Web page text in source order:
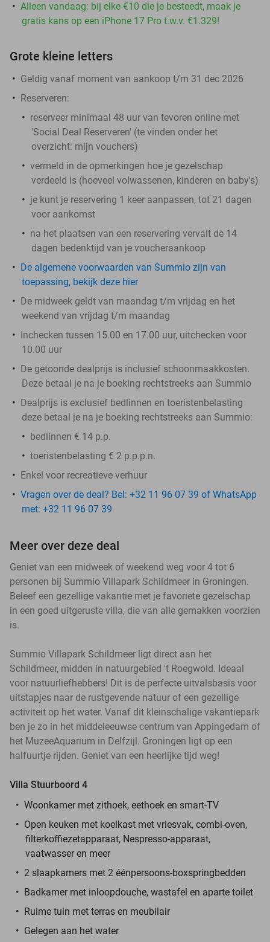
Alleen vandaag: bij elke €10 die je besteedt, maak je
gratis kans op een iPhone 17 Pro t.w.v. €1.329!
Grote kleine letters
Geldig vanaf moment van aankoop t/m 31 dec 2026
Reserveren:
reserveer minimaal 48 uur van tevoren online met
'Social Deal Reserveren' (te vinden onder het
overzicht: mijn vouchers)
vermeld in de opmerkingen hoe je gezelschap
verdeeld is (hoeveel volwassenen, kinderen en baby's)
je kunt je reservering 1 keer aanpassen, tot 21 dagen
voor aankomst
na het plaatsen van een reservering vervalt de 14
dagen bedenktijd van je voucheraankoop
De algemene voorwaarden van Summio zijn van
toepassing, bekijk deze hier
De midweek geldt van maandag t/m vrijdag en het
weekend van vrijdag t/m maandag
Inchecken tussen 15.00 en 17.00 uur, uitchecken voor
10.00 uur
De getoonde dealprijs is inclusief schoonmaakkosten.
Deze betaal je na je boeking rechtstreeks aan Summio
Dealprijs is exclusief bedlinnen en toeristenbelasting
deze betaal je na je boeking rechtstreeks aan Summio:
bedlinnen € 14 p.p.
toeristenbelasting € 2 p.p.p.n.
Enkel voor recreatieve verhuur
Vragen over de deal? Bel: +32 11 96 07 39 of WhatsApp
met: +32 11 96 07 39
Meer over deze deal
Geniet van een midweek of weekend weg voor 4 tot 6
personen bij Summio Villapark Schildmeer in Groningen.
Beleef een gezellige vakantie met je favoriete gezelschap
in een goed uitgeruste villa, die van alle gemakken voorzien
is.
Summio Villapark Schildmeer ligt direct aan het
Schildmeer, midden in natuurgebied 't Roegwold. Ideaal
voor natuurliefhebbers! Dit is de perfecte uitvalsbasis voor
uitstapjes naar de rustgevende natuur of een gezellige
activiteit op het water. Vanaf dit kleinschalige vakantiepark
ben je zo in het middeleeuwse centrum van Appingedam of
het MuzeeAquarium in Delfzijl. Groningen ligt op een
halfuurtje rijden. Geniet van een heerlijke tijd weg!
Villa Stuurboord 4
Woonkamer met zithoek, eethoek en smart-TV
Open keuken met koelkast met vriesvak, combi-oven,
filterkoffiezetapparaat, Nespresso-apparaat,
vaatwasser en meer
2 slaapkamers met 2 éénpersoons-boxspringbedden
Badkamer met inloopdouche, wastafel en aparte toilet
Ruime tuin met terras en meubilair
Gelegen aan het water